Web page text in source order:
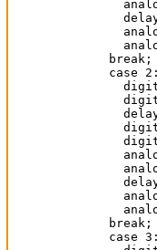
    break;
case
    break;
case